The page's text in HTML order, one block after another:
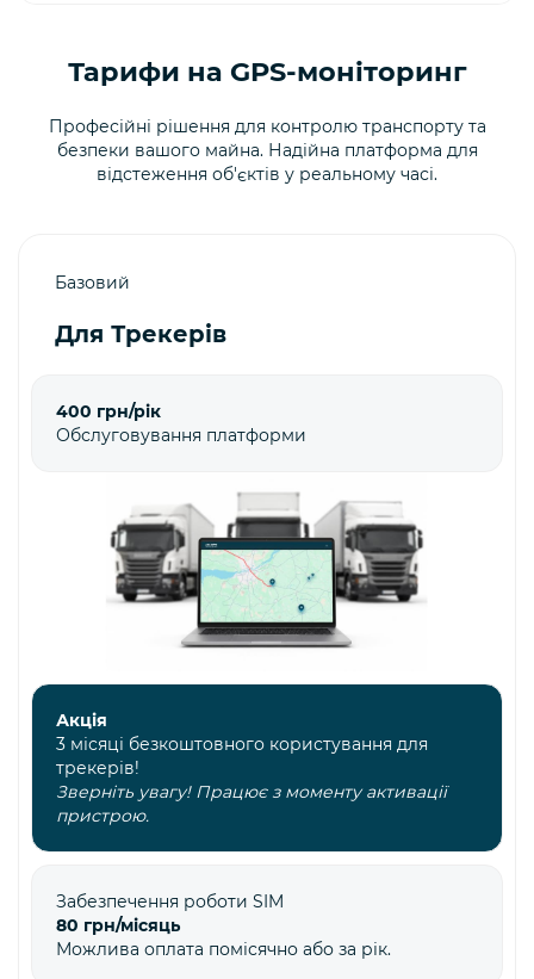
Тарифи на GPS-моніторинг
Професійні рішення для контролю транспорту та
безпеки вашого майна. Надійна платформа для
відстеження об'єктів у реальному часі.
Базовий
Для Трекерів
400 грн/рік
Обслуговування платформи
Акція
3 місяці безкоштовного користування для
трекерів!
Зверніть увагу! Працює з моменту активації
пристрою.
Забезпечення роботи SIM
80 грн/місяць
Можлива оплата помісячно або за рік.